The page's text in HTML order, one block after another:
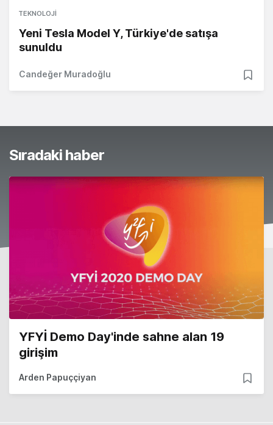
TEKNOLOJI
Yeni Tesla Model Y, Türkiye'de satışa
sunuldu
Candeğer Muradoğlu
Sıradaki haber
YFYİ Demo Day'inde sahne alan 19
girişim
Arden Papuççiyan